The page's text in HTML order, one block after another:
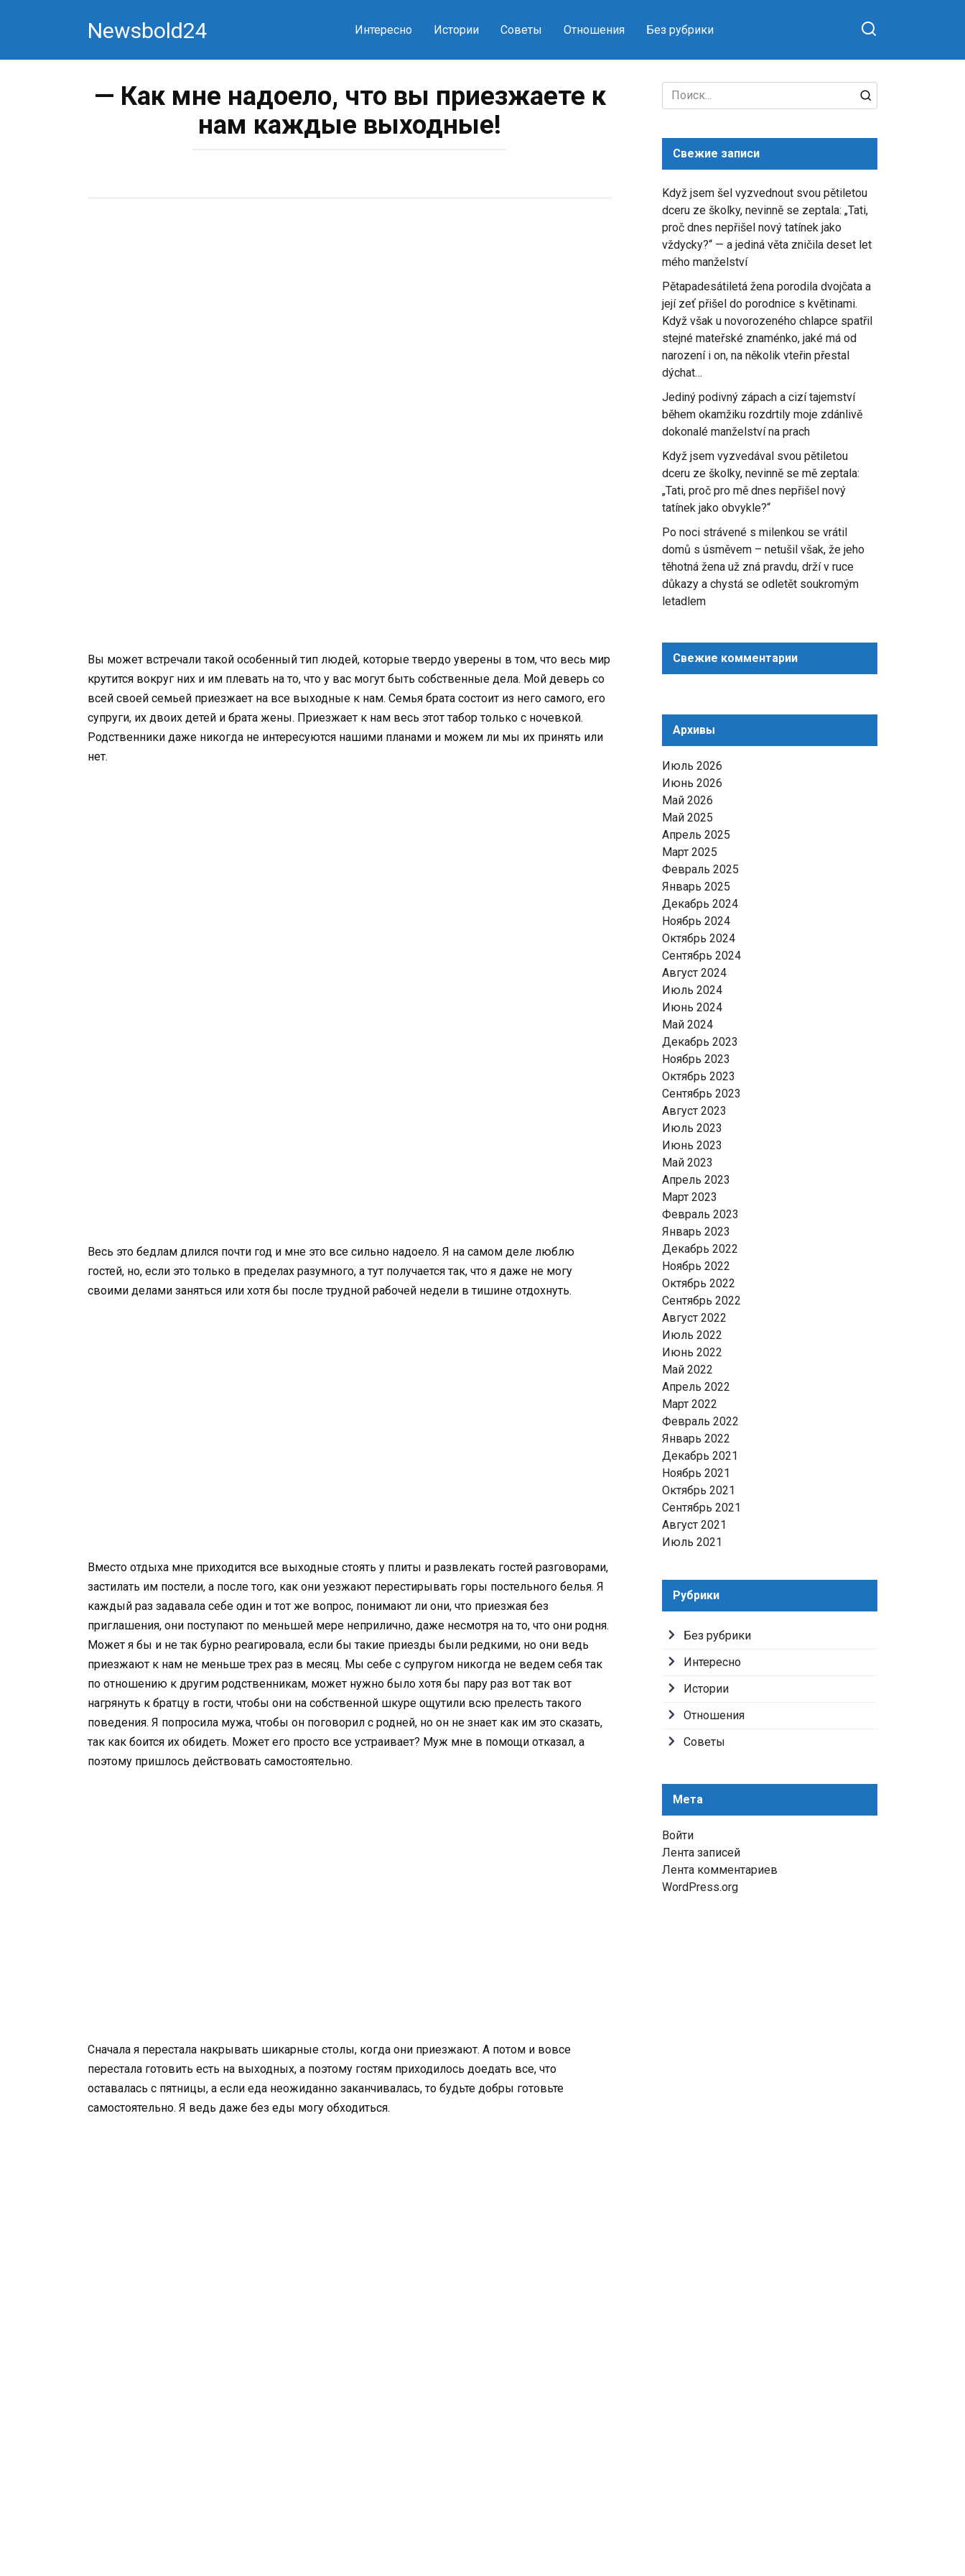
Newsbold24 Интересно Истории Советы Отношения Без рубрики
— Как мне надоело, что вы приезжаете к
нам каждые выходные!
Вы может встречали такой особенный тип людей, которые твердо уверены в том, что весь мир
крутится вокруг них и им плевать на то, что у вас могут быть собственные дела. Мой деверь со
всей своей семьей приезжает на все выходные к нам. Семья брата состоит из него самого, его
супруги, их двоих детей и брата жены. Приезжает к нам весь этот табор только с ночевкой.
Родственники даже никогда не интересуются нашими планами и можем ли мы их принять или
нет.
Весь это бедлам длился почти год и мне это все сильно надоело. Я на самом деле люблю
гостей, но, если это только в пределах разумного, а тут получается так, что я даже не могу
своими делами заняться или хотя бы после трудной рабочей недели в тишине отдохнуть.
Вместо отдыха мне приходится все выходные стоять у плиты и развлекать гостей разговорами,
застилать им постели, а после того, как они уезжают перестирывать горы постельного белья. Я
каждый раз задавала себе один и тот же вопрос, понимают ли они, что приезжая без
приглашения, они поступают по меньшей мере неприлично, даже несмотря на то, что они родня.
Может я бы и не так бурно реагировала, если бы такие приезды были редкими, но они ведь
приезжают к нам не меньше трех раз в месяц. Мы себе с супругом никогда не ведем себя так
по отношению к другим родственникам, может нужно было хотя бы пару раз вот так вот
нагрянуть к братцу в гости, чтобы они на собственной шкуре ощутили всю прелесть такого
поведения. Я попросила мужа, чтобы он поговорил с родней, но он не знает как им это сказать,
так как боится их обидеть. Может его просто все устраивает? Муж мне в помощи отказал, а
поэтому пришлось действовать самостоятельно.
Сначала я перестала накрывать шикарные столы, когда они приезжают. А потом и вовсе
перестала готовить есть на выходных, а поэтому гостям приходилось доедать все, что
оставалась с пятницы, а если еда неожиданно заканчивалась, то будьте добры готовьте
самостоятельно. Я ведь даже без еды могу обходиться.
Search
for:
Свежие записи
Když jsem šel vyzvednout svou pětiletou
dceru ze školky, nevinně se zeptala: „Tati,
proč dnes nepřišel nový tatínek jako
vždycky?“ — a jediná věta zničila deset let
mého manželství
Pětapadesátiletá žena porodila dvojčata a
její zeť přišel do porodnice s květinami.
Když však u novorozeného chlapce spatřil
stejné mateřské znaménko, jaké má od
narození i on, na několik vteřin přestal
dýchat…
Jediný podivný zápach a cizí tajemství
během okamžiku rozdrtily moje zdánlivě
dokonalé manželství na prach
Když jsem vyzvedával svou pětiletou
dceru ze školky, nevinně se mě zeptala:
„Tati, proč pro mě dnes nepřišel nový
tatínek jako obvykle?“
Po noci strávené s milenkou se vrátil
domů s úsměvem – netušil však, že jeho
těhotná žena už zná pravdu, drží v ruce
důkazy a chystá se odletět soukromým
letadlem
Свежие комментарии
Архивы
Июль 2026
Июнь 2026
Май 2026
Май 2025
Апрель 2025
Март 2025
Февраль 2025
Январь 2025
Декабрь 2024
Ноябрь 2024
Октябрь 2024
Сентябрь 2024
Август 2024
Июль 2024
Июнь 2024
Май 2024
Декабрь 2023
Ноябрь 2023
Октябрь 2023
Сентябрь 2023
Август 2023
Июль 2023
Июнь 2023
Май 2023
Апрель 2023
Март 2023
Февраль 2023
Январь 2023
Декабрь 2022
Ноябрь 2022
Октябрь 2022
Сентябрь 2022
Август 2022
Июль 2022
Июнь 2022
Май 2022
Апрель 2022
Март 2022
Февраль 2022
Январь 2022
Декабрь 2021
Ноябрь 2021
Октябрь 2021
Сентябрь 2021
Август 2021
Июль 2021
Рубрики
Без рубрики
Интересно
Истории
Отношения
Советы
Мета
Войти
Лента записей
Лента комментариев
WordPress.org